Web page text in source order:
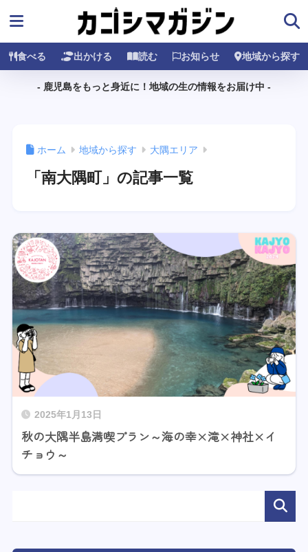
食べる 出かける 読む お知らせ 地域から探す
- 鹿児島をもっと身近に！地域の生の情報をお届け中 -
ホーム 地域から探す 大隅エリア
「南大隅町」の記事一覧
2025年1月13日
秋の大隅半島満喫プラン～海の幸×滝×神社×イ
チョウ～